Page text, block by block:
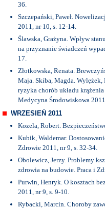
36.
Szczepański, Paweł.
2011, nr 10, s. 12-14.
Ślawska, Grażyna. Wpływ
na przyznanie świadczeń
17.
Złotkowska, Renata.
Maja. Skiba, Magda.
ryzyka chorób układu
Medycyna Środowiskowa
WRZESIEŃ 2011
Kozela, Robert.
Kubik, Waldemar.
Zdrowie 2011, nr 9, s. 32-34.
Obolewicz, Jerzy. Problemy
zdrowia na budowie. Praca i
Purwin, Henryk. O kosztach
2011, nr 9, s. 9-10.
Rybacki, Marcin. Choroby